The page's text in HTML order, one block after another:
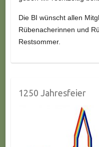
Die BI wünscht allen
Rübenacherinnen und
Restsommer.
1250 Jahresfeier